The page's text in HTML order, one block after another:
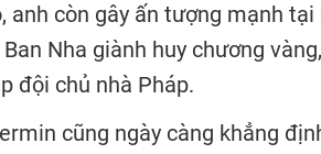
anh còn gây ấn tượng mạnh tại
Ban Nha giành huy chương
đội chủ nhà Pháp.
cũng ngày càng khẳng